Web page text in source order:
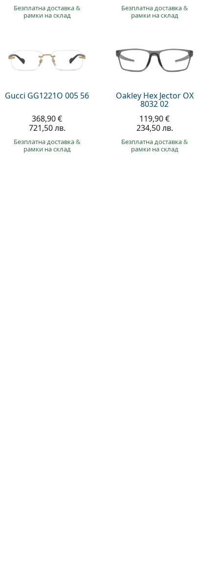
Безплатна доставка&
рамки на склад
Безплатна доставка&
рамки на склад
Gucci GG1221O 005 56
368,90 €
721,50 лв.
Безплатна доставка&
рамки на склад
Oakley Hex Jector OX
8032 02
119,90 €
234,50 лв.
Безплатна доставка&
рамки на склад